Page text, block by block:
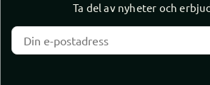
Ta del av nyheter och